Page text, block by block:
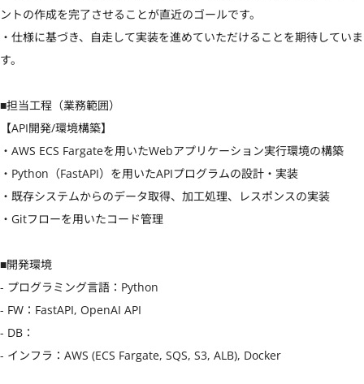
ントの作成を完了させることが直近のゴールです。
・仕様に基づき、自走して実装を進めていただけることを期待していま
す。
■担当工程（業務範囲）
【API開発/環境構築】
・AWS ECS Fargateを用いたWebアプリケーション実行環境の構築
・Python（FastAPI）を用いたAPIプログラムの設計・実装
・既存システムからのデータ取得、加工処理、レスポンスの実装
・Gitフローを用いたコード管理
■開発環境
- プログラミング言語：Python
- FW：FastAPI, OpenAI API
- DB：
- インフラ：AWS (ECS Fargate, SQS, S3, ALB), Docker